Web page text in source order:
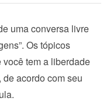
uma conversa livre
Os tópicos
tem a liberdade
acordo com seu